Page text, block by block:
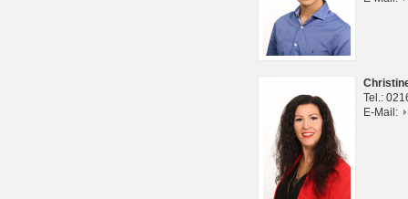
Tel.:
E-Mail: